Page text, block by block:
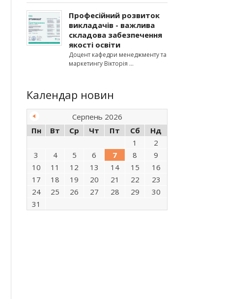
Професійний розвиток
викладачів - важлива
складова забезпечення
якості освіти
Доцент кафедри менеджменту та
маркетингу Вікторія
Календар новин
Серпень 2026
Пн
Вт Ср Чт Пт Сб
Нд
1
2
3
4 5 6 7 8
9
10
11 12 13 14 15
16
17
18 19 20 21 22
23
24
25 26 27 28 29
30
31